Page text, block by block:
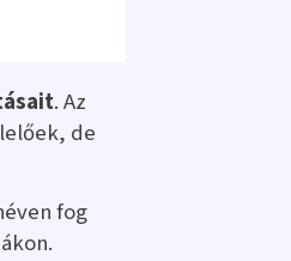
. Az
de
fog